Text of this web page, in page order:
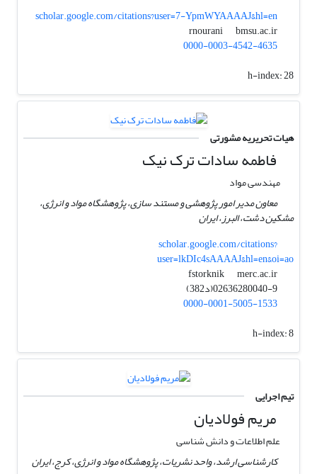
scholar.google.com/citations?user=7-YpmWYAAAAJ&hl=en
rnourani
bmsu.ac.ir
0000-0003-4542-4635
h-index:28
هیات تحریریه مشورتی
فاطمه سادات ترک نیک
مهندسی مواد
معاون مدیر امور پژوهشی و مستند سازی، پژوهشگاه مواد و انرژی،
مشکین دشت، البرز، ایران
scholar.google.com/citations?
user=lkDIc4sAAAAJ&hl=en&oi=ao
fstorknik
merc.ac.ir
02636280040-9(د382)
0000-0001-5005-1533
h-index:8
تیم اجرایی
مریم فولادیان
علم اطلاعات و دانش شناسی
کارشناسی ارشد، واحد نشریات، پژوهشگاه مواد و انرژی، کرج، ایران